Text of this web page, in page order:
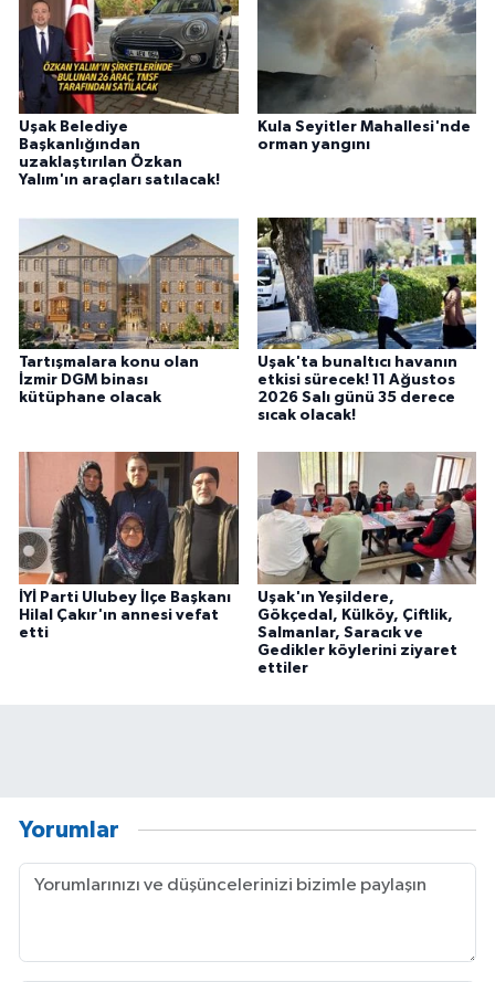
Uşak Belediye
Başkanlığından
uzaklaştırılan Özkan
Yalım'ın araçları satılacak!
Kula Seyitler Mahallesi'nde
orman yangını
Tartışmalara konu olan
İzmir DGM binası
kütüphane olacak
Uşak'ta bunaltıcı havanın
etkisi sürecek! 11 Ağustos
2026 Salı günü 35 derece
sıcak olacak!
İYİ Parti Ulubey İlçe Başkanı
Hilal Çakır'ın annesi vefat
etti
Uşak'ın Yeşildere,
Gökçedal, Külköy, Çiftlik,
Salmanlar, Saracık ve
Gedikler köylerini ziyaret
ettiler
Yorumlar